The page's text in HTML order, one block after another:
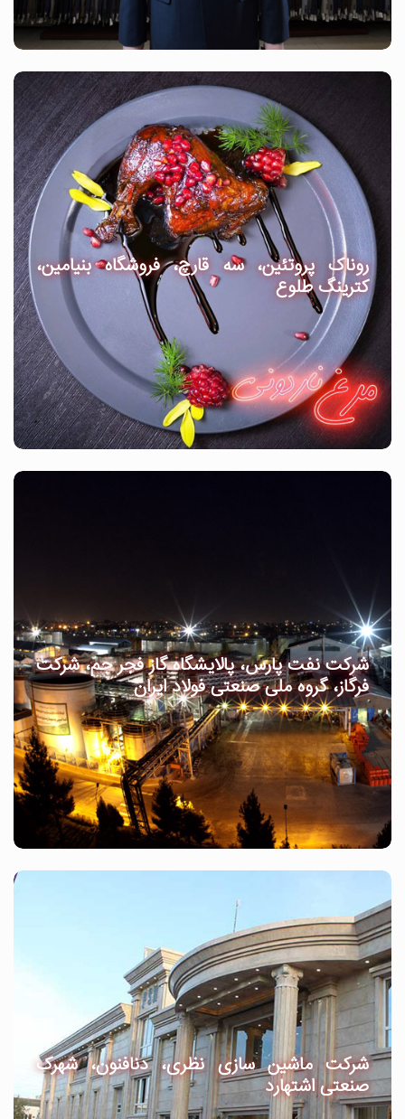
روناک پروتئین، سه قارچ، فروشگاه بنیامین،
کترینگ طلوع
شرکت نفت پارس، پالایشگاه گاز فجر جم، شرکت
فرگاز، گروه ملی صنعتی فولاد ایران
شرکت ماشین سازی نظری، دنافنون، شهرک
صنعتی اشتهارد